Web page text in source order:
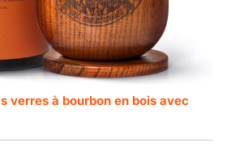
verres à bourbon en bois avec